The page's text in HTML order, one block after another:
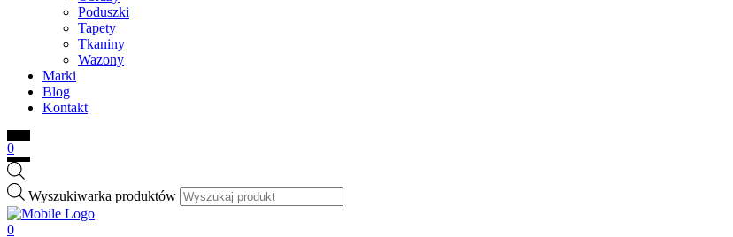
Poduszki
Tapety
Tkaniny
Wazony
Marki
Blog
Kontakt
0
Wyszukiwarka produktów
0